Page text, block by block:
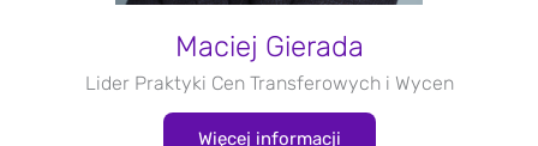
Maciej Gierada
Lider Praktyki Cen Transferowych i Wycen
Więcej informacji